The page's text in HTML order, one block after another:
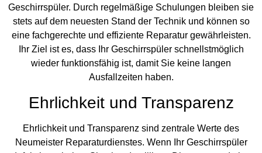
Geschirrspüler. Durch regelmäßige Schulungen bleiben sie
stets auf dem neuesten Stand der Technik und können so
eine fachgerechte und effiziente Reparatur gewährleisten.
Ihr Ziel ist es, dass Ihr Geschirrspüler schnellstmöglich
wieder funktionsfähig ist, damit Sie keine langen
Ausfallzeiten haben.
Ehrlichkeit und Transparenz
Ehrlichkeit und Transparenz sind zentrale Werte des
Neumeister Reparaturdienstes. Wenn Ihr Geschirrspüler